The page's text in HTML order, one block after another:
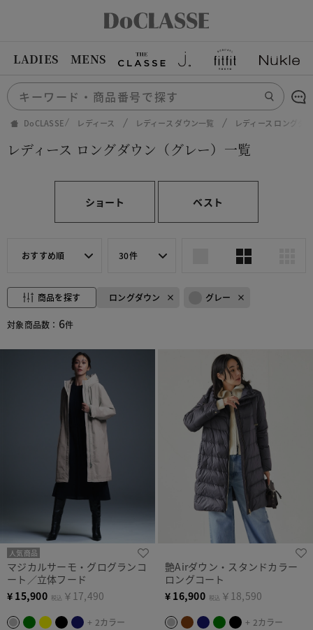
LADIES MENS
DoCLASSE レディース レディース ダウン一覧 レディース ロングダ
レディース ロングダウン（グレー）一覧
ショート ベスト
おすすめ順 30件
商品を探す ロングダウン グレー
対象商品数： 6件
人気商品
マジカルサーモ・グログランコ
ート／立体フード
¥ 15,900 税込 ￥17,490
+ 2カラー
艶Airダウン・スタンドカラー
ロングコート
¥ 16,900 税込 ￥18,590
+ 2カラー